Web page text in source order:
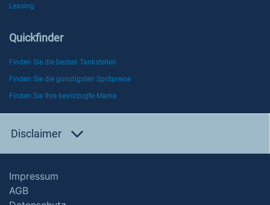
Leasing
Quickfinder
Finden Sie die besten Tankstellen
Finden Sie die günstigsten Spritpreise
Finden Sie Ihre bevorzugte Marke
Disclaimer
Impressum
AGB